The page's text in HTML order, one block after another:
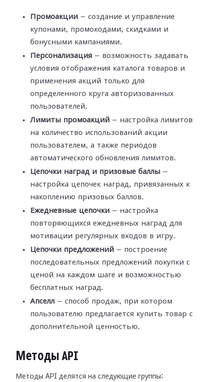
Промоакции — создание и управление
купонами, промокодами, скидками и
бонусными кампаниями.
Персонализация — возможность задавать
условия отображения каталога товаров и
применения акций только для
определенного круга авторизованных
пользователей.
Лимиты промоакций — настройка лимитов
на количество использований акции
пользователем, а также периодов
автоматического обновления лимитов.
Цепочки наград и призовые баллы —
настройка цепочек наград, привязанных к
накоплению призовых баллов.
Ежедневные цепочки — настройка
повторяющихся ежедневных наград для
мотивации регулярных входов в игру.
Цепочки предложений — построение
последовательных предложений покупки с
ценой на каждом шаге и возможностью
бесплатных наград.
Апселл — способ продаж, при котором
пользователю предлагается купить товар с
дополнительной ценностью.
Методы API
Методы API делятся на следующие группы: